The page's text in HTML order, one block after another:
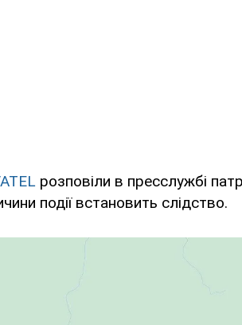
розповіли в пресслужбі
події встановить слідство.